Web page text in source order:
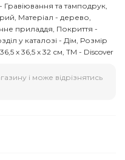
та тамподрук,
Матеріал - дерево,
приладдя, Покриття -
у каталозі - Дім, Розмір
х 36,5 х 32 см, ТМ - Discover
і може відрізнятись